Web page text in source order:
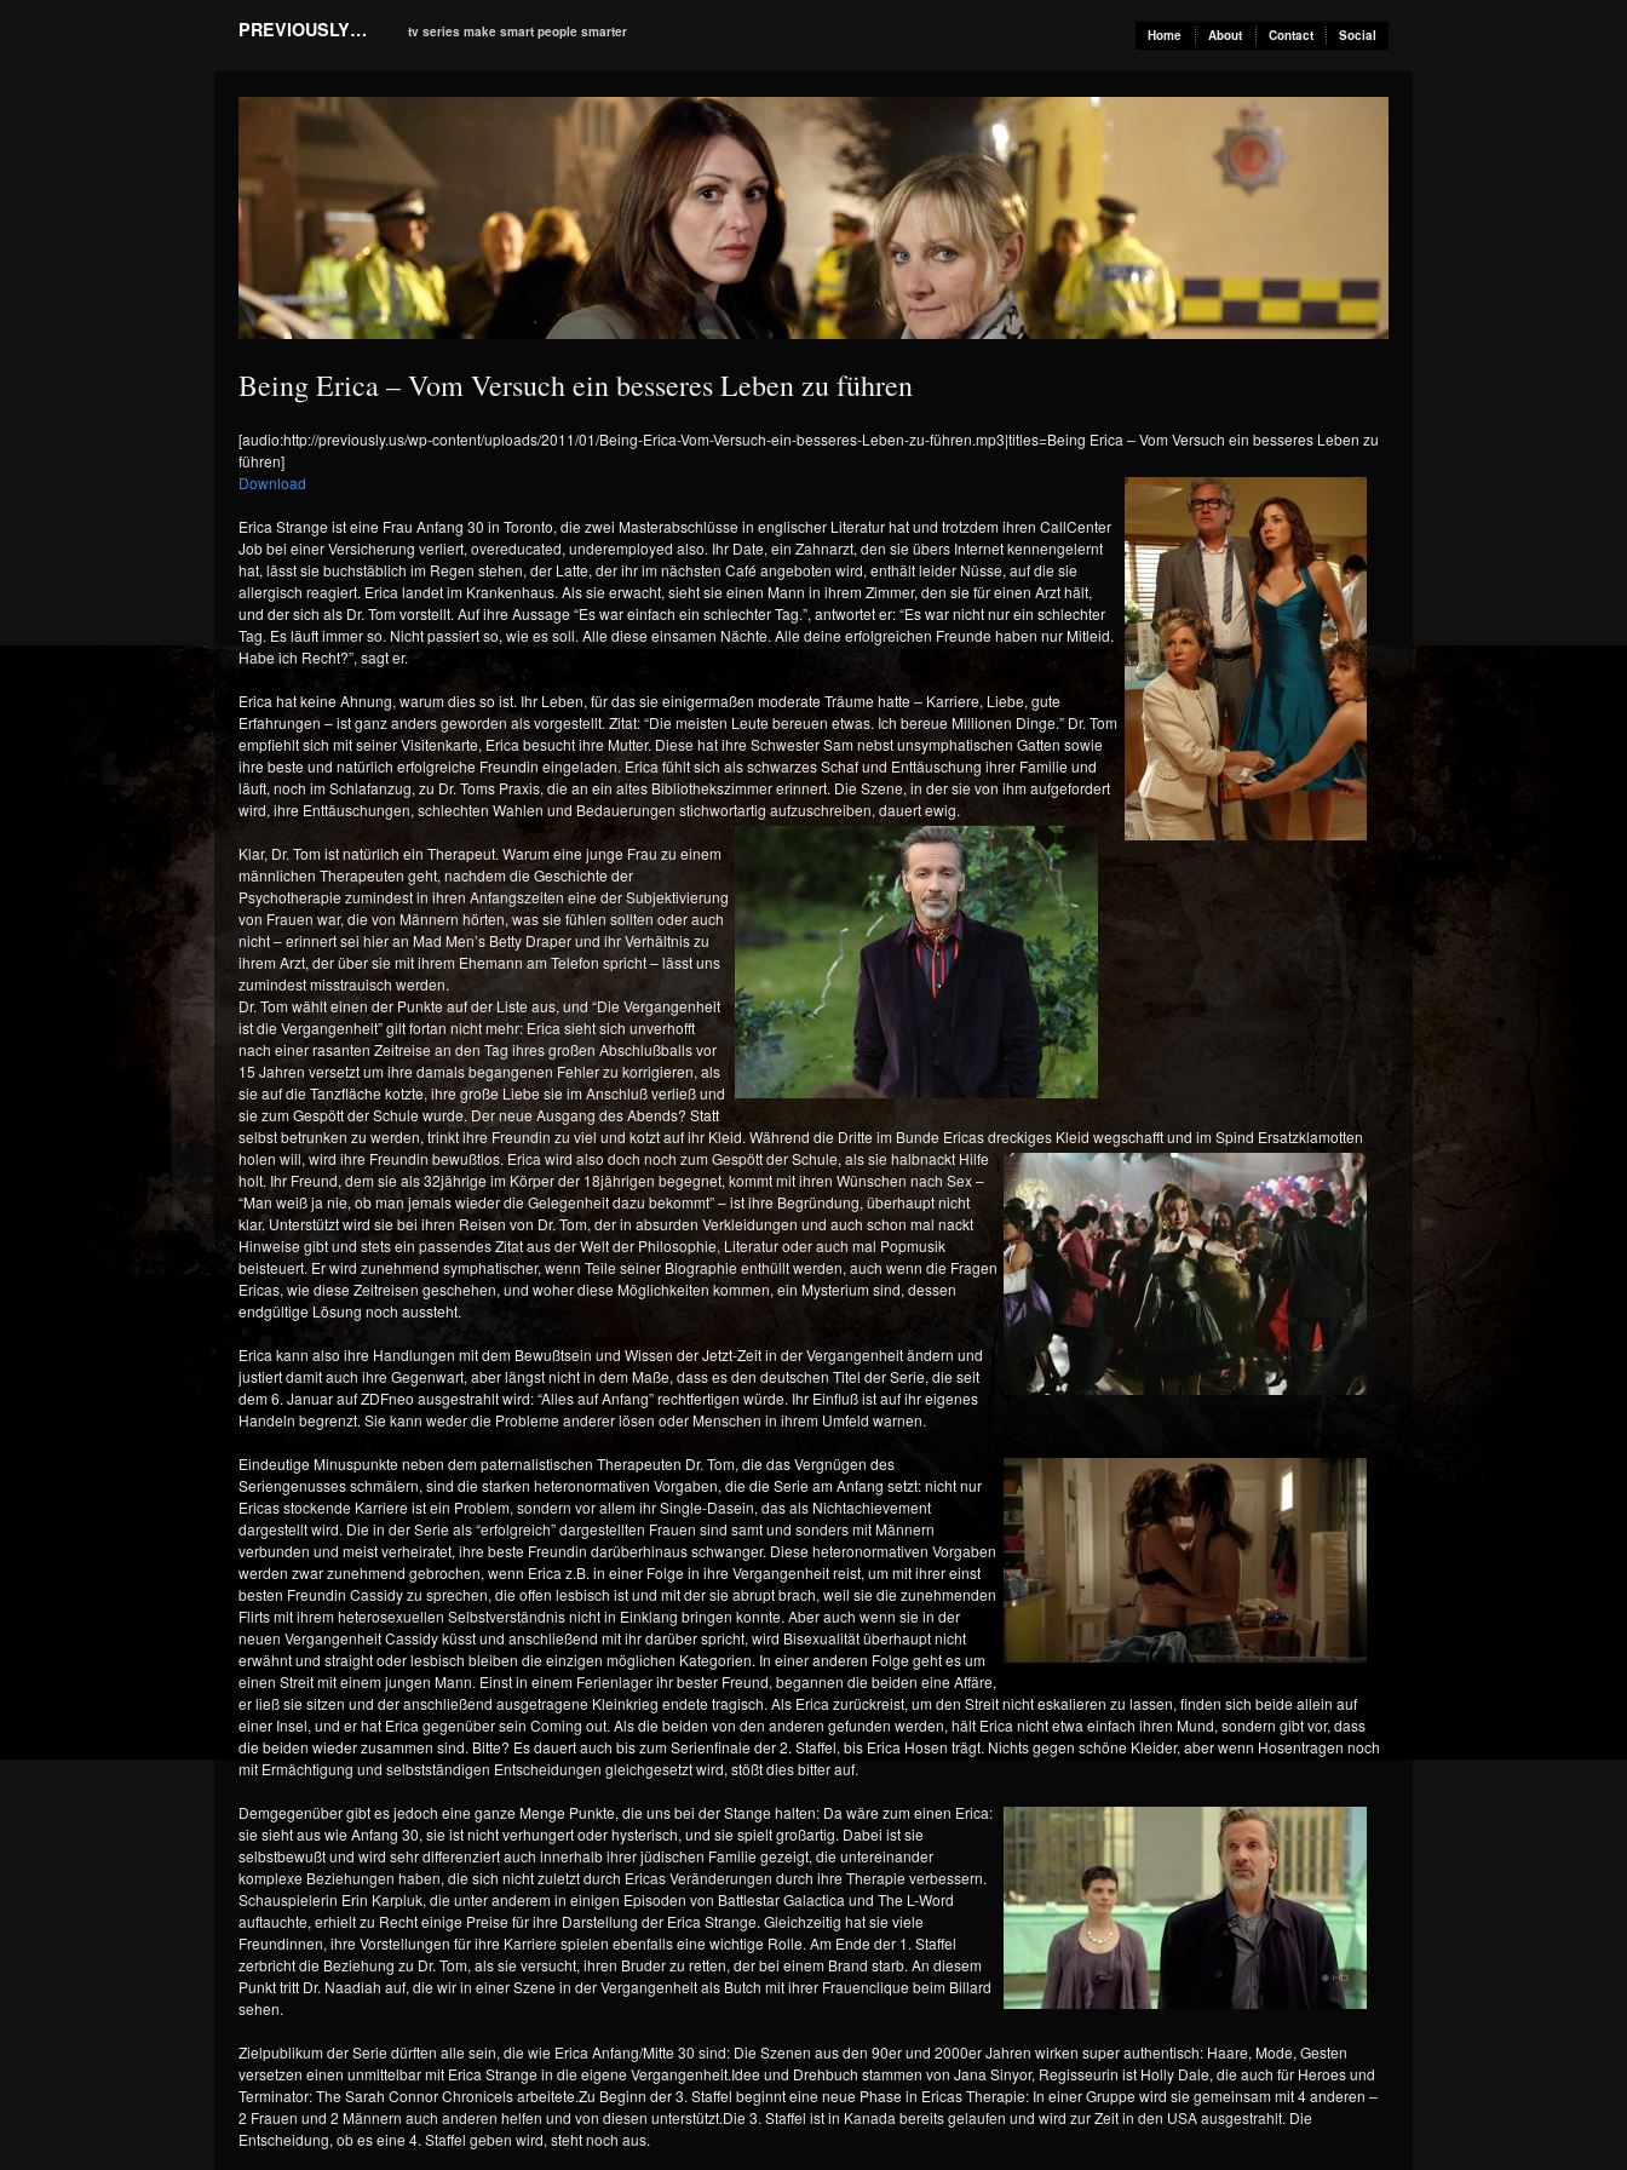
PREVIOUSLY… tv series make smart people smarter Home About Contact Social
Being Erica – Vom Versuch ein besseres Leben zu führen
[audio:http://previously.us/wp-content/uploads/2011/01/Being-Erica-Vom-Versuch-ein-besseres-Leben-zu-führen.mp3|titles=Being Erica – Vom Versuch ein besseres Leben zu
führen]
Download
Erica Strange ist eine Frau Anfang 30 in Toronto, die zwei Masterabschlüsse in englischer Literatur hat und trotzdem ihren CallCenter
Job bei einer Versicherung verliert, overeducated, underemployed also. Ihr Date, ein Zahnarzt, den sie übers Internet kennengelernt
hat, lässt sie buchstäblich im Regen stehen, der Latte, der ihr im nächsten Café angeboten wird, enthält leider Nüsse, auf die sie
allergisch reagiert. Erica landet im Krankenhaus. Als sie erwacht, sieht sie einen Mann in ihrem Zimmer, den sie für einen Arzt hält,
und der sich als Dr. Tom vorstellt. Auf ihre Aussage “Es war einfach ein schlechter Tag.”, antwortet er: “Es war nicht nur ein schlechter
Tag. Es läuft immer so. Nicht passiert so, wie es soll. Alle diese einsamen Nächte. Alle deine erfolgreichen Freunde haben nur Mitleid.
Habe ich Recht?”, sagt er.
Erica hat keine Ahnung, warum dies so ist. Ihr Leben, für das sie einigermaßen moderate Träume hatte – Karriere, Liebe, gute
Erfahrungen – ist ganz anders geworden als vorgestellt. Zitat: “Die meisten Leute bereuen etwas. Ich bereue Millionen Dinge.” Dr. Tom
empfiehlt sich mit seiner Visitenkarte, Erica besucht ihre Mutter. Diese hat ihre Schwester Sam nebst unsymphatischen Gatten sowie
ihre beste und natürlich erfolgreiche Freundin eingeladen. Erica fühlt sich als schwarzes Schaf und Enttäuschung ihrer Familie und
läuft, noch im Schlafanzug, zu Dr. Toms Praxis, die an ein altes Bibliothekszimmer erinnert. Die Szene, in der sie von ihm aufgefordert
wird, ihre Enttäuschungen, schlechten Wahlen und Bedauerungen stichwortartig aufzuschreiben, dauert ewig.
Klar, Dr. Tom ist natürlich ein Therapeut. Warum eine junge Frau zu einem
männlichen Therapeuten geht, nachdem die Geschichte der
Psychotherapie zumindest in ihren Anfangszeiten eine der Subjektivierung
von Frauen war, die von Männern hörten, was sie fühlen sollten oder auch
nicht – erinnert sei hier an Mad Men’s Betty Draper und ihr Verhältnis zu
ihrem Arzt, der über sie mit ihrem Ehemann am Telefon spricht – lässt uns
zumindest misstrauisch werden.
Dr. Tom wählt einen der Punkte auf der Liste aus, und “Die Vergangenheit
ist die Vergangenheit” gilt fortan nicht mehr: Erica sieht sich unverhofft
nach einer rasanten Zeitreise an den Tag ihres großen Abschlußballs vor
15 Jahren versetzt um ihre damals begangenen Fehler zu korrigieren, als
sie auf die Tanzfläche kotzte, ihre große Liebe sie im Anschluß verließ und
sie zum Gespött der Schule wurde. Der neue Ausgang des Abends? Statt
selbst betrunken zu werden, trinkt ihre Freundin zu viel und kotzt auf ihr Kleid. Während die Dritte im Bunde Ericas dreckiges Kleid wegschafft und im Spind Ersatzklamotten
holen will, wird ihre Freundin bewußtlos. Erica wird also doch noch zum Gespött der Schule, als sie halbnackt Hilfe
holt. Ihr Freund, dem sie als 32jährige im Körper der 18jährigen begegnet, kommt mit ihren Wünschen nach Sex –
“Man weiß ja nie, ob man jemals wieder die Gelegenheit dazu bekommt” – ist ihre Begründung, überhaupt nicht
klar. Unterstützt wird sie bei ihren Reisen von Dr. Tom, der in absurden Verkleidungen und auch schon mal nackt
Hinweise gibt und stets ein passendes Zitat aus der Welt der Philosophie, Literatur oder auch mal Popmusik
beisteuert. Er wird zunehmend symphatischer, wenn Teile seiner Biographie enthüllt werden, auch wenn die Fragen
Ericas, wie diese Zeitreisen geschehen, und woher diese Möglichkeiten kommen, ein Mysterium sind, dessen
endgültige Lösung noch aussteht.
Erica kann also ihre Handlungen mit dem Bewußtsein und Wissen der Jetzt-Zeit in der Vergangenheit ändern und
justiert damit auch ihre Gegenwart, aber längst nicht in dem Maße, dass es den deutschen Titel der Serie, die seit
dem 6. Januar auf ZDFneo ausgestrahlt wird: “Alles auf Anfang” rechtfertigen würde. Ihr Einfluß ist auf ihr eigenes
Handeln begrenzt. Sie kann weder die Probleme anderer lösen oder Menschen in ihrem Umfeld warnen.
Eindeutige Minuspunkte neben dem paternalistischen Therapeuten Dr. Tom, die das Vergnügen des
Seriengenusses schmälern, sind die starken heteronormativen Vorgaben, die die Serie am Anfang setzt: nicht nur
Ericas stockende Karriere ist ein Problem, sondern vor allem ihr Single-Dasein, das als Nichtachievement
dargestellt wird. Die in der Serie als “erfolgreich” dargestellten Frauen sind samt und sonders mit Männern
verbunden und meist verheiratet, ihre beste Freundin darüberhinaus schwanger. Diese heteronormativen Vorgaben
werden zwar zunehmend gebrochen, wenn Erica z.B. in einer Folge in ihre Vergangenheit reist, um mit ihrer einst
besten Freundin Cassidy zu sprechen, die offen lesbisch ist und mit der sie abrupt brach, weil sie die zunehmenden
Flirts mit ihrem heterosexuellen Selbstverständnis nicht in Einklang bringen konnte. Aber auch wenn sie in der
neuen Vergangenheit Cassidy küsst und anschließend mit ihr darüber spricht, wird Bisexualität überhaupt nicht
erwähnt und straight oder lesbisch bleiben die einzigen möglichen Kategorien. In einer anderen Folge geht es um
einen Streit mit einem jungen Mann. Einst in einem Ferienlager ihr bester Freund, begannen die beiden eine Affäre,
er ließ sie sitzen und der anschließend ausgetragene Kleinkrieg endete tragisch. Als Erica zurückreist, um den Streit nicht eskalieren zu lassen, finden sich beide allein auf
einer Insel, und er hat Erica gegenüber sein Coming out. Als die beiden von den anderen gefunden werden, hält Erica nicht etwa einfach ihren Mund, sondern gibt vor, dass
die beiden wieder zusammen sind. Bitte? Es dauert auch bis zum Serienfinale der 2. Staffel, bis Erica Hosen trägt. Nichts gegen schöne Kleider, aber wenn Hosentragen noch
mit Ermächtigung und selbstständigen Entscheidungen gleichgesetzt wird, stößt dies bitter auf.
Demgegenüber gibt es jedoch eine ganze Menge Punkte, die uns bei der Stange halten: Da wäre zum einen Erica:
sie sieht aus wie Anfang 30, sie ist nicht verhungert oder hysterisch, und sie spielt großartig. Dabei ist sie
selbstbewußt und wird sehr differenziert auch innerhalb ihrer jüdischen Familie gezeigt, die untereinander
komplexe Beziehungen haben, die sich nicht zuletzt durch Ericas Veränderungen durch ihre Therapie verbessern.
Schauspielerin Erin Karpluk, die unter anderem in einigen Episoden von Battlestar Galactica und The L-Word
auftauchte, erhielt zu Recht einige Preise für ihre Darstellung der Erica Strange. Gleichzeitig hat sie viele
Freundinnen, ihre Vorstellungen für ihre Karriere spielen ebenfalls eine wichtige Rolle. Am Ende der 1. Staffel
zerbricht die Beziehung zu Dr. Tom, als sie versucht, ihren Bruder zu retten, der bei einem Brand starb. An diesem
Punkt tritt Dr. Naadiah auf, die wir in einer Szene in der Vergangenheit als Butch mit ihrer Frauenclique beim Billard
sehen.
Zielpublikum der Serie dürften alle sein, die wie Erica Anfang/Mitte 30 sind: Die Szenen aus den 90er und 2000er Jahren wirken super authentisch: Haare, Mode, Gesten
versetzen einen unmittelbar mit Erica Strange in die eigene Vergangenheit.Idee und Drehbuch stammen von Jana Sinyor, Regisseurin ist Holly Dale, die auch für Heroes und
Terminator: The Sarah Connor Chronicels arbeitete.Zu Beginn der 3. Staffel beginnt eine neue Phase in Ericas Therapie: In einer Gruppe wird sie gemeinsam mit 4 anderen –
2 Frauen und 2 Männern auch anderen helfen und von diesen unterstützt.Die 3. Staffel ist in Kanada bereits gelaufen und wird zur Zeit in den USA ausgestrahlt. Die
Entscheidung, ob es eine 4. Staffel geben wird, steht noch aus.